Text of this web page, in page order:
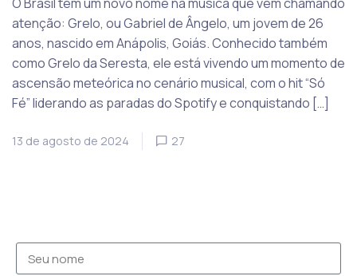
atenção: Grelo, ou Gabriel de Ângelo, um jovem de 26
anos, nascido em Anápolis, Goiás. Conhecido também
como Grelo da Seresta, ele está vivendo um momento de
ascensão meteórica no cenário musical, com o hit “Só
Fé” liderando as paradas do Spotify e conquistando […]
13 de agosto de 2024 27